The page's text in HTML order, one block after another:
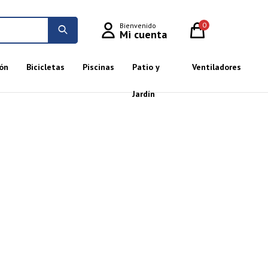
Bicicletas Piscinas Patio y
Jardín
Ventiladores
0